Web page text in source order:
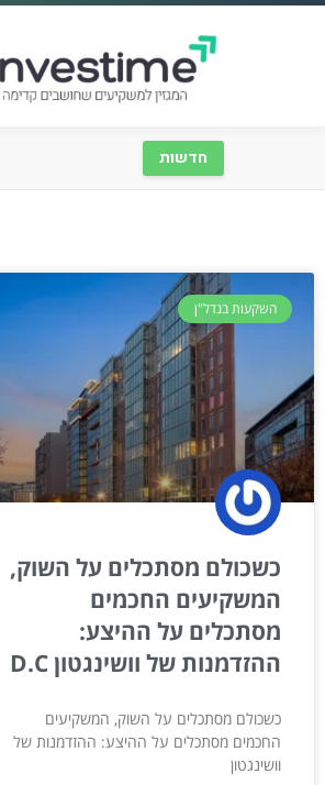
חדשות
השקעות בנדל"ן
כשכולם מסתכלים על השוק,
המשקיעים החכמים
מסתכלים על ההיצע:
ההזדמנות של וושינגטון D.C
כשכולם מסתכלים על השוק, המשקיעים
החכמים מסתכלים על ההיצע: ההזדמנות של
וושינגטון